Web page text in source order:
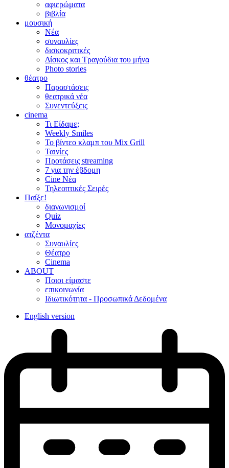
αφιερώματα
βιβλία
μουσική
Νέα
συναυλίες
δισκοκριτικές
Δίσκος και Τραγούδια του μήνα
Photo stories
θέατρο
Παραστάσεις
θεατρικά νέα
Συνεντεύξεις
cinema
Τι Είδαμε;
Weekly Smiles
Το βίντεο κλαμπ του Mix Grill
Ταινίες
Προτάσεις streaming
7 για την έβδομη
Cine Νέα
Τηλεοπτικές Σειρές
Παίξε!
διαγωνισμοί
Quiz
Μονομαχίες
ατζέντα
Συναυλίες
Θέατρο
Cinema
ABOUT
Ποιοι είμαστε
επικοινωνία
Ιδιωτικότητα - Προσωπικά Δεδομένα
English version